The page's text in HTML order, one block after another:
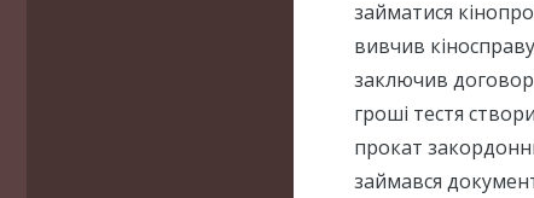
займатися
вивчив
заключив
гроші тестя
прокат
займався